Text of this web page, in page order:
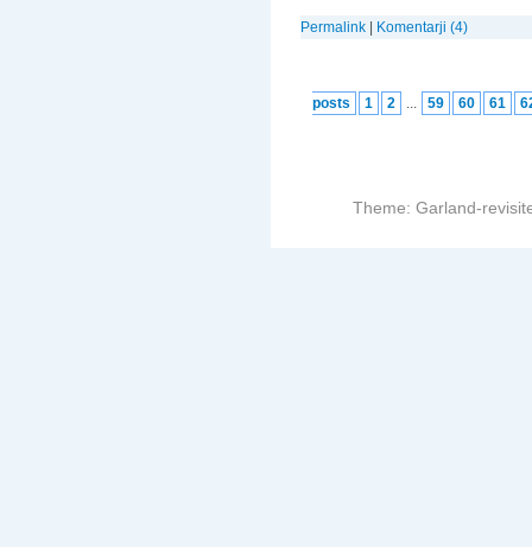
Permalink Komentarji (4)
posts 1 2 ... 59 60 61
Theme: Garland-